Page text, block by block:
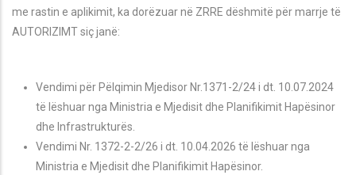
me rastin e aplikimit, ka dorëzuar në ZRRE dëshmitë për marrje të
AUTORIZIMT siç janë:
Vendimi për Pëlqimin Mjedisor Nr.1371-2/24 i dt. 10.07.2024
të lëshuar nga Ministria e Mjedisit dhe Planifikimit Hapësinor
dhe Infrastrukturës.
Vendimi Nr. 1372-2-2/26 i dt. 10.04.2026 të lëshuar nga
Ministria e Mjedisit dhe Planifikimit Hapësinor.